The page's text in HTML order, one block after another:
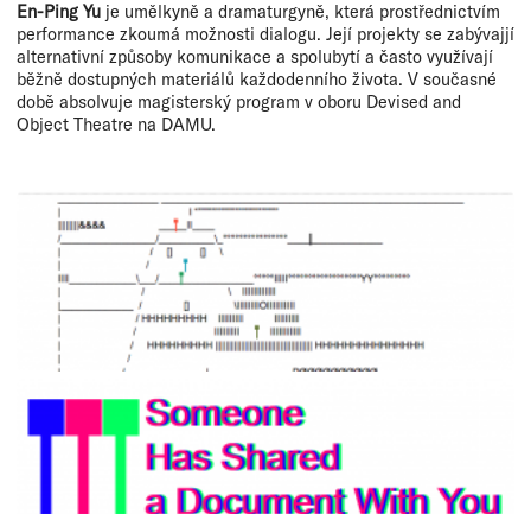
En-Ping Yu je umělkyně a dramaturgyně, která prostřednictvím
performance zkoumá možnosti dialogu. Její projekty se zabývajjí
alternativní způsoby komunikace a spolubytí a často využívají
běžně dostupných materiálů každodenního života. V současné
době absolvuje magisterský program v oboru Devised and
Object Theatre na DAMU.